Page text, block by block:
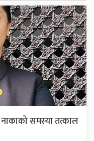
नाकाको समस्या तत्काल